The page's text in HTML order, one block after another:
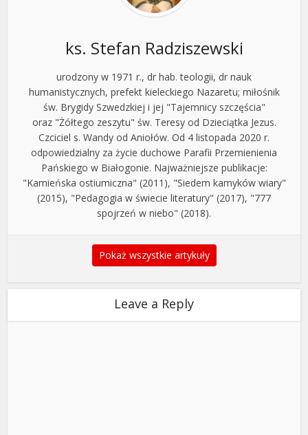
ks. Stefan Radziszewski
urodzony w 1971 r., dr hab. teologii, dr nauk
humanistycznych, prefekt kieleckiego Nazaretu; miłośnik
św. Brygidy Szwedzkiej i jej "Tajemnicy szczęścia"
oraz "Żółtego zeszytu" św. Teresy od Dzieciątka Jezus.
Czciciel s. Wandy od Aniołów. Od 4 listopada 2020 r.
odpowiedzialny za życie duchowe Parafii Przemienienia
Pańskiego w Białogonie. Najważniejsze publikacje:
"Kamieńska ostiumiczna" (2011), "Siedem kamyków wiary"
(2015), "Pedagogia w świecie literatury" (2017), "777
spojrzeń w niebo" (2018).
Pokaż wszystkie artykuły
Leave a Reply